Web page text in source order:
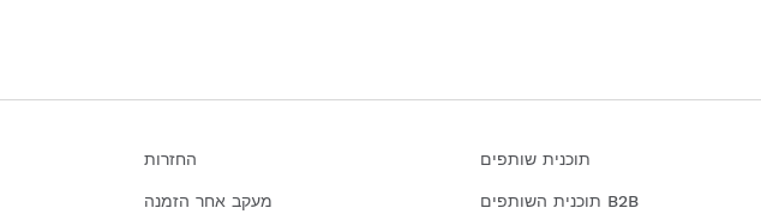
החזרות תוכנית שותפים
מעקב אחר הזמנה תוכנית השותפים B2B